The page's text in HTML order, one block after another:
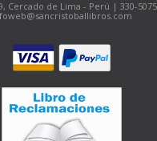
Cercado de Lima - Perú | 330-